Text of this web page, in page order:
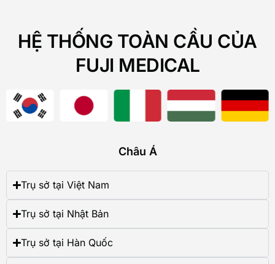
HỆ THỐNG TOÀN CẦU CỦA
FUJI MEDICAL
Châu Á
Trụ sở tại Việt Nam
Trụ sở tại Nhật Bản
Trụ sở tại Hàn Quốc